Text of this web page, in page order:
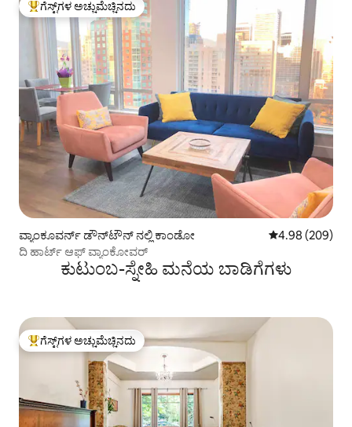
ಗೆಸ್ಟ್‌ಗಳಿಗೆ ಅತಿ ಹೆಚ್ಚು ಅಚ್ಚುಮೆಚ್ಚಿನದು
ಗೆಸ್ಟ್‌ಗಳ ಅಚ್ಚುಮೆಚ್ಚಿನದು
ವ್ಯಾಂಕೂವರ್ನ್ ಡೌನ್‌ಟೌನ್ ನಲ್ಲಿ ಕಾಂಡೋ 5 ರಲ್ಲಿ 4.98
4.98 (209)
ದಿ ಹಾರ್ಟ್ ಆಫ್ ವ್ಯಾಂಕೋವರ್
ಕುಟುಂಬ-ಸ್ನೇಹಿ ಮನೆಯ ಬಾಡಿಗೆಗಳು
ಗೆಸ್ಟ್‌ಗಳಿಗೆ ಅತಿ ಹೆಚ್ಚು ಅಚ್ಚುಮೆಚ್ಚಿನದು
ಗೆಸ್ಟ್‌ಗಳ ಅಚ್ಚುಮೆಚ್ಚಿನದು